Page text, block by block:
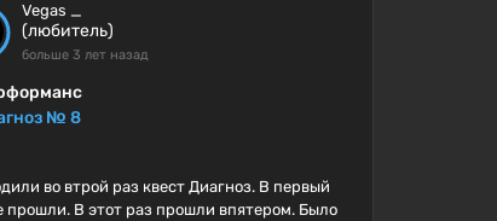
Vegas _
(любитель)
больше 3 лет назад
№ 8
во втрой раз квест Диагноз. В первый
В этот раз прошли впятером. Было